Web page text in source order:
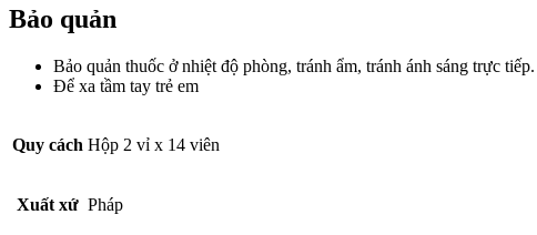
Bảo quản
Bảo quản thuốc ở nhiệt độ phòng, tránh ẩm, tránh ánh sáng trực tiếp.
Để xa tầm tay trẻ em
Quy cách Hộp 2 vỉ x 14 viên
Xuất xứ Pháp